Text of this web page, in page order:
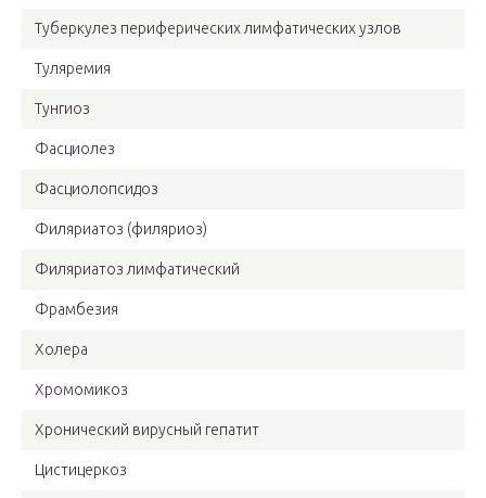
Туберкулез периферических лимфатических узлов
Туляремия
Тунгиоз
Фасциолез
Фасциолопсидоз
Филяриатоз (филяриоз)
Филяриатоз лимфатический
Фрамбезия
Холера
Хромомикоз
Хронический вирусный гепатит
Цистицеркоз